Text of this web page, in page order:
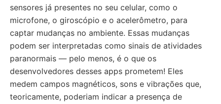
sensores já presentes no seu celular, como o
microfone, o giroscópio e o acelerômetro, para
captar mudanças no ambiente. Essas mudanças
podem ser interpretadas como sinais de atividades
paranormais — pelo menos, é o que os
desenvolvedores desses apps prometem! Eles
medem campos magnéticos, sons e vibrações que,
teoricamente, poderiam indicar a presença de